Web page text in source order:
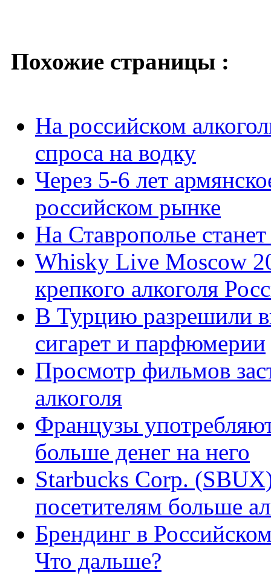
Похожие страницы :
На российском
спроса на водку
Через 5-6 лет
российском рынке
На Ставрополье
Whisky Live Moscow
крепкого алкоголя
В Турцию разрешили
сигарет и парфюмерии
Просмотр фильмов
алкоголя
Французы
больше денег на него
Starbucks Corp.
посетителям больше
Брендинг в
Что дальше?